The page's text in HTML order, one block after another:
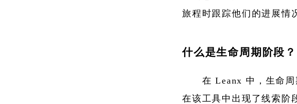
旅程时跟踪他们的进展情
什么是生命周期阶段？
在 Leanx 中，生命
在该工具中出现了线索阶